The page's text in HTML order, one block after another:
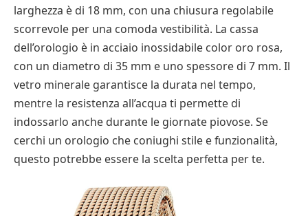
larghezza è di 18 mm, con una chiusura regolabile
scorrevole per una comoda vestibilità. La cassa
dell’orologio è in acciaio inossidabile color oro rosa,
con un diametro di 35 mm e uno spessore di 7 mm. Il
vetro minerale garantisce la durata nel tempo,
mentre la resistenza all’acqua ti permette di
indossarlo anche durante le giornate piovose. Se
cerchi un orologio che coniughi stile e funzionalità,
questo potrebbe essere la scelta perfetta per te.